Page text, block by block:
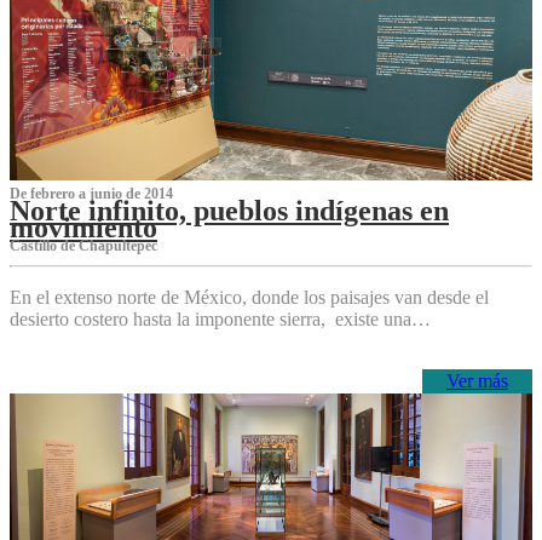
De febrero a junio de 2014
Norte infinito, pueblos indígenas en
movimiento
Castillo de Chapultepec
En el extenso norte de México, donde los paisajes van desde el
desierto costero hasta la imponente sierra, existe una…
Ver más